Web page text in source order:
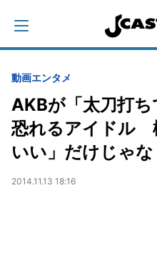
動画エンタメ
AKBが「太刀打
恐れるアイドル
いい」だけじゃな
2014.11.13 18:16